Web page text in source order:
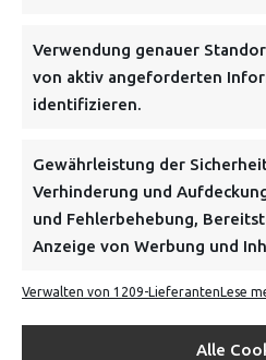
Verwendung genauer
von aktiv angeforderten
identifizieren.
Gewährleistung der
Verhinderung und
und Fehlerbehebung,
Anzeige von Werbung und
Verwalten von 1209-LieferantenLese
Alle
NEWSLETTER
Danke, deine Registrierung
dein E-Mail-Konto für die
FOLGE UNS